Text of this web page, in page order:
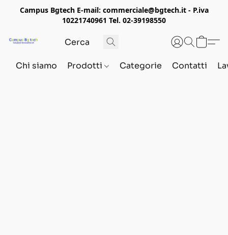
Campus Bgtech E-mail: commerciale@bgtech.it - P.iva
10221740961 Tel. 02-39198550
Chi siamo Prodotti Categorie Contatti